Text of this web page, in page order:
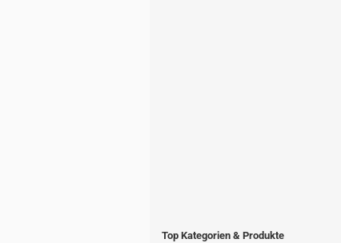
Top Kategorien & Produkte